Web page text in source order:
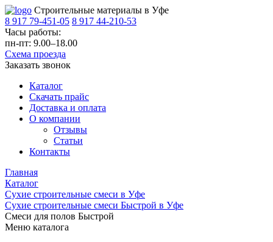
Строительные материалы в Уфе
8 917 79-451-05 8 917 44-210-53
Часы работы:
пн-пт: 9.00–18.00
Схема проезда
Заказать звонок
Каталог
Скачать прайс
Доставка и оплата
О компании
Отзывы
Статьи
Контакты
Главная
Каталог
Сухие строительные смеси в Уфе
Сухие строительные смеси Быстрой в Уфе
Смеси для полов Быстрой
Меню каталога